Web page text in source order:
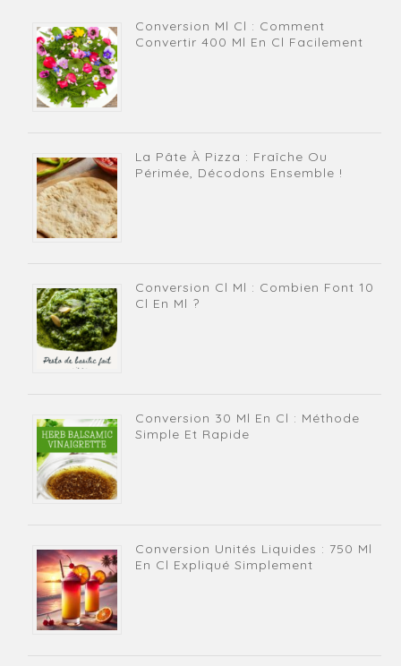
Conversion Ml Cl : Comment
Convertir 400 Ml En Cl Facilement
La Pâte À Pizza : Fraîche Ou
Périmée, Décodons Ensemble !
Conversion Cl Ml : Combien Font 10
Cl En Ml ?
Conversion 30 Ml En Cl : Méthode
Simple Et Rapide
Conversion Unités Liquides : 750 Ml
En Cl Expliqué Simplement